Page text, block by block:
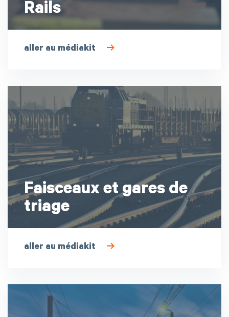
Rails
aller au médiakit
Faisceaux et gares de
triage
aller au médiakit